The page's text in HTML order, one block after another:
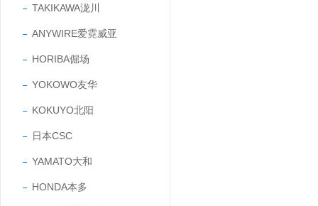
TAKIKAWA泷川
ANYWIRE爱霓威亚
HORIBA倔场
YOKOWO友华
KOKUYO北阳
日本CSC
YAMATO大和
HONDA本多